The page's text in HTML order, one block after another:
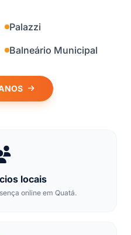
Palazzi
Balneário Municipal
locais
online em Quatá.